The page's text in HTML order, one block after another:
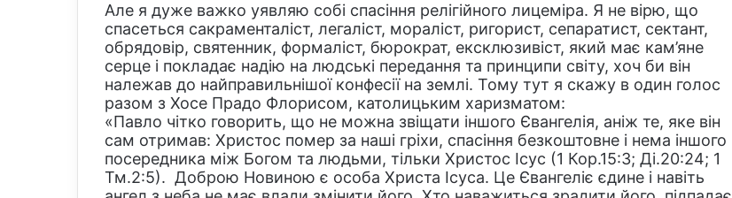
Але я дуже важко уявляю собі спасіння релігійного лицеміра. Я не вірю, що
спасеться сакраменталіст, легаліст, мораліст, ригорист, сепаратист, сектант,
обрядовір, святенник, формаліст, бюрократ, ексклюзивіст, який має кам’яне
серце і покладає надію на людські передання та принципи світу, хоч би він
належав до найправильнішої конфесії на землі. Тому тут я скажу в один голос
разом з Хосе Прадо Флорисом, католицьким харизматом:
«Павло чітко говорить, що не можна звіщати іншого Євангелія, аніж те, яке він
сам отримав: Христос помер за наші гріхи, спасіння безкоштовне і нема іншого
посередника між Богом та людьми, тільки Христос Ісус (1 Кор.15:3; Ді.20:24; 1
Тм.2:5). Доброю Новиною є особа Христа Ісуса. Це Євангеліє єдине і навіть